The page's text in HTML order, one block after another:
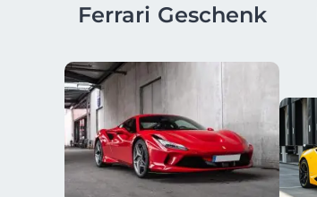
Ferrari Geschenk